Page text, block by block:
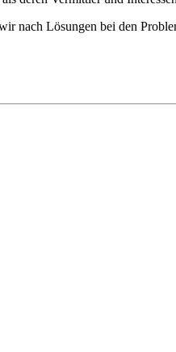
nach Lösungen bei den